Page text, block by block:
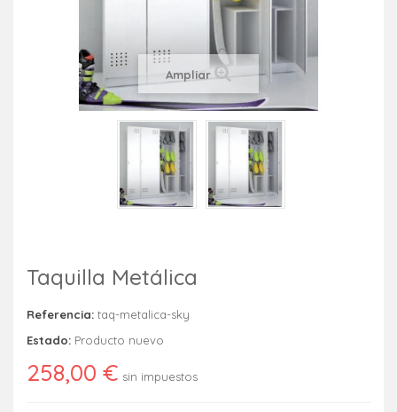
Ampliar
Taquilla Metálica
Referencia: taq-metalica-sky
Estado: Producto nuevo
258,00 € sin impuestos